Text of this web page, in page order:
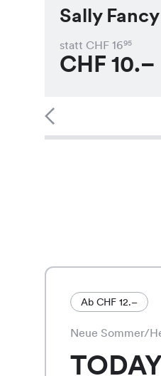
Sally
statt CHF 1695
CHF 10.–
Ab CHF 12.–
Neue Sommer/